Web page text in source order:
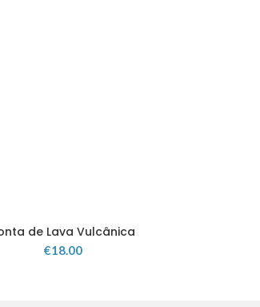
de Lava Vulcânica
€18.00